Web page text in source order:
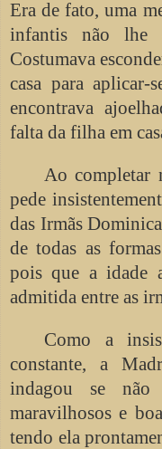
Era de fato, uma
infantis não lhe
Costumava
casa para
encontrava
falta da filha em
Ao completar
pede
das Irmãs
de todas as
pois que a idade
admitida entre as
Como a
constante, a
indagou se
maravilhosos e
tendo ela